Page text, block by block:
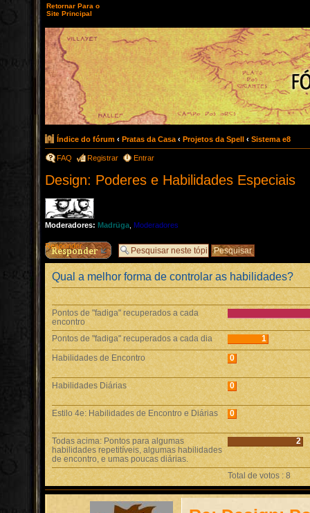
Retornar Para o
Site Principal
Índice do fórum ‹ Pratas da Casa ‹ Projetos da Spell ‹ Sistema e8
FAQ Registrar Entrar
Design: Poderes e Habilidades Especiais
Moderadores: Madrüga Moderadores
Responder
Qual a melhor forma de controlar as habilidades?
Pontos de "fadiga" recuperados a cada
encontro
Pontos de "fadiga" recuperados a cada dia
1
Habilidades de Encontro
0
Habilidades Diárias 0
Estilo 4e: Habilidades de Encontro e Diárias 0
Todas acima: Pontos para algumas
habilidades repetitíveis, algumas habilidades
de encontro, e umas poucas diárias.
2
Total de votos : 8